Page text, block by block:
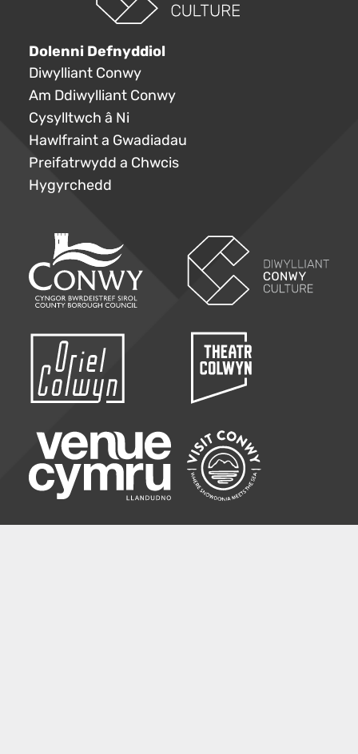
Dolenni Defnyddiol
Diwylliant Conwy
Am Ddiwylliant Conwy
Cysylltwch â Ni
Hawlfraint a Gwadiadau
Preifatrwydd a Chwcis
Hygyrchedd